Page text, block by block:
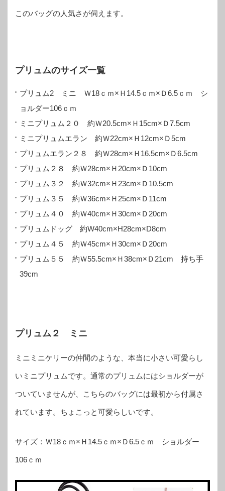
このバッグの人気さが伺えます。
プリュムのサイズ一覧
プリュム2 ミニ Ｗ18ｃｍ×Ｈ14.5ｃｍ×Ｄ6.5ｃｍ シ
ョルダー106ｃｍ
ミニプリュム２０ 約Ｗ20.5cm×Ｈ15cm×Ｄ7.5cm
ミニプリュムエラン 約Ｗ22cm×Ｈ12cm×Ｄ5cm
プリュムエラン２８ 約Ｗ28cm×Ｈ16.5cm×Ｄ6.5cm
プリュム２８ 約Ｗ28cm×Ｈ20cm×Ｄ10cm
プリュム３２ 約Ｗ32cm×Ｈ23cm×Ｄ10.5cm
プリュム３５ 約Ｗ36cm×Ｈ25cm×Ｄ11cm
プリュム４０ 約Ｗ40cm×Ｈ30cm×Ｄ20cm
プリュムドッグ 約W40cm×H28cm×D8cm
プリュム４５ 約Ｗ45cm×Ｈ30cm×Ｄ20cm
プリュム５５ 約Ｗ55.5cm×Ｈ38cm×Ｄ21cm 持ち手
39cm
プリュム２ ミニ
ミニミニケリーの仲間のような、本当に小さい可愛らし
いミニプリュムです。通常のプリュムにはショルダーが
ついていませんが、こちらのバッグには最初から付属さ
れています。ちょこっと可愛らしいです。
サイズ：Ｗ18ｃｍ×Ｈ14.5ｃｍ×Ｄ6.5ｃｍ ショルダー
106ｃｍ